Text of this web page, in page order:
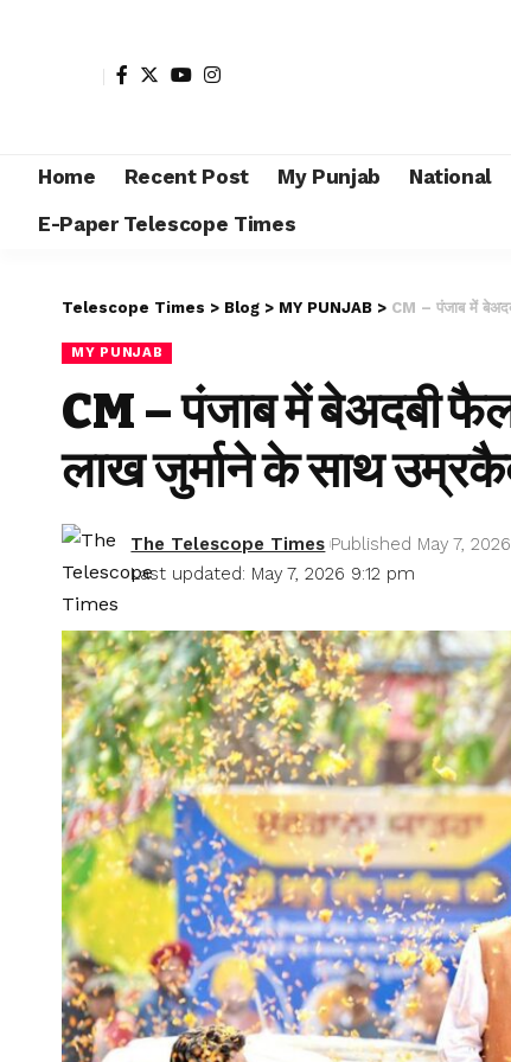
Home Recent Post My Punjab National
E-Paper Telescope Times
Telescope Times > Blog > MY PUNJAB > CM – पंजाब में
MY PUNJAB
CM – पंजाब में बेअदबी
लाख जुर्माने के साथ
Last updated: May 7, 2026 9:12 pm
The Telescope Times Published May 7, 2026